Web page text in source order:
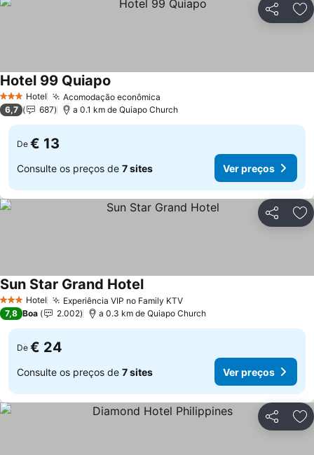
Partilhar
3 EstrelasHotel Acomodação econômica
Hotel 99 Quiapo
6,7 687 a 0.1 km de Quiapo Church
De € 13
Consulte os preços de 7 sites Ver preços
Partilhar
3 EstrelasHotel Experiência VIP no Family KTV
Sun Star Grand Hotel
7,8 Boa 2.002 a 0.3 km de Quiapo Church
De € 24
Consulte os preços de 7 sites Ver preços
Partilhar